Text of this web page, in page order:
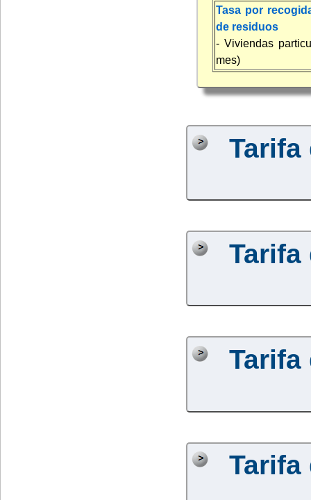
Tasa por
de residuos
- Viviendas
mes)
Tarifa
Tarifa
Tarifa
Tarifa